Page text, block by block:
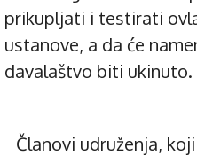
prikupljati i testirati
ustanove, a da će
davalaštvo biti ukinuto.
Članovi udruženja,